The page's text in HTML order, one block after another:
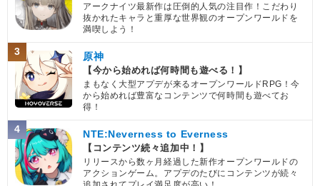
アークナイツ最新作は圧倒的人気の注目作！こだわり
抜かれたキャラと重厚な世界観のオープンワールドを
満喫しよう！
3 原神
【今から始めれば何時間も遊べる！】
まもなく大型アプデが来るオープンワールドRPG！今
から始めれば豊富なコンテンツで何時間も遊べてお
得！
4 NTE:Neverness to Everness
【コンテンツ続々追加中！】
リリースから数ヶ月経過した新作オープンワールドの
アクションゲーム。アプデのたびにコンテンツが続々